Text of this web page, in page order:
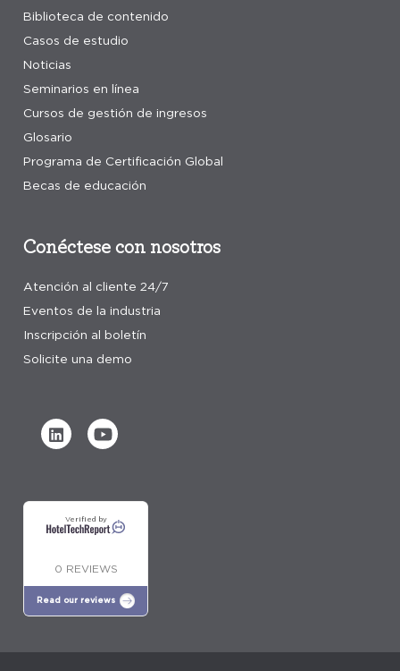
Biblioteca de contenido
Casos de estudio
Noticias
Seminarios en línea
Cursos de gestión de ingresos
Glosario
Programa de Certificación Global
Becas de educación
Conéctese con nosotros
Atención al cliente 24/7
Eventos de la industria
Inscripción al boletín
Solicite una demo
Verified by
0 REVIEWS
Read our reviews